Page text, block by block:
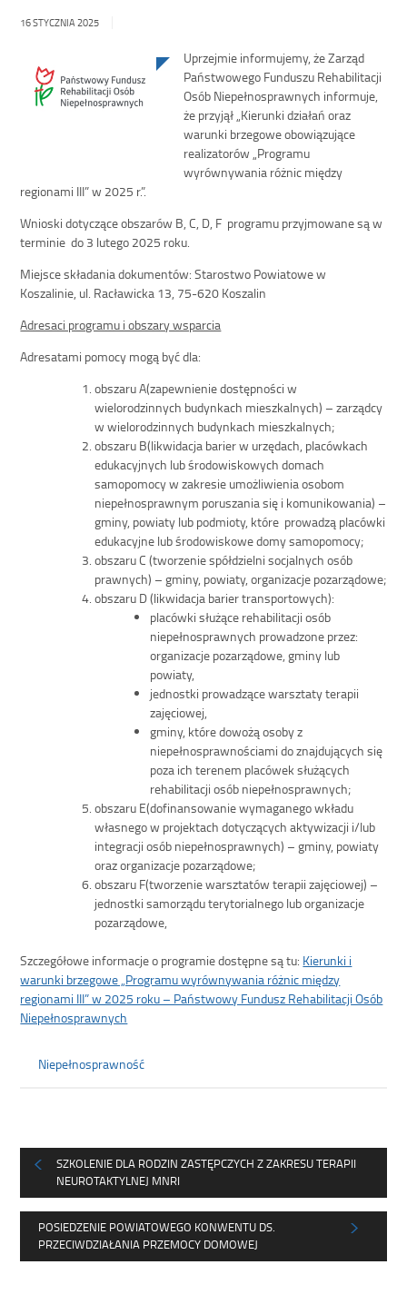
16 STYCZNIA 2025
Uprzejmie informujemy, że Zarząd
Państwowego Funduszu Rehabilitacji
Osób Niepełnosprawnych informuje,
że przyjął „Kierunki działań oraz
warunki brzegowe obowiązujące
realizatorów „Programu
wyrównywania różnic między
regionami III” w 2025 r.”.
Wnioski dotyczące obszarów B, C, D, F programu przyjmowane są w
terminie do 3 lutego 2025 roku.
Miejsce składania dokumentów: Starostwo Powiatowe w
Koszalinie, ul. Racławicka 13, 75-620 Koszalin
Adresaci programu i obszary wsparcia
Adresatami pomocy mogą być dla:
obszaru A(zapewnienie dostępności w
wielorodzinnych budynkach mieszkalnych) – zarządcy
w wielorodzinnych budynkach mieszkalnych;
obszaru B(likwidacja barier w urzędach, placówkach
edukacyjnych lub środowiskowych domach
samopomocy w zakresie umożliwienia osobom
niepełnosprawnym poruszania się i komunikowania) –
gminy, powiaty lub podmioty, które prowadzą placówki
edukacyjne lub środowiskowe domy samopomocy;
obszaru C (tworzenie spółdzielni socjalnych osób
prawnych) – gminy, powiaty, organizacje pozarządowe;
obszaru D (likwidacja barier transportowych):
placówki służące rehabilitacji osób
niepełnosprawnych prowadzone przez:
organizacje pozarządowe, gminy lub
powiaty,
jednostki prowadzące warsztaty terapii
zajęciowej,
gminy, które dowożą osoby z
niepełnosprawnościami do znajdujących się
poza ich terenem placówek służących
rehabilitacji osób niepełnosprawnych;
obszaru E(dofinansowanie wymaganego wkładu
własnego w projektach dotyczących aktywizacji i/lub
integracji osób niepełnosprawnych) – gminy, powiaty
oraz organizacje pozarządowe;
obszaru F(tworzenie warsztatów terapii zajęciowej) –
jednostki samorządu terytorialnego lub organizacje
pozarządowe,
Szczegółowe informacje o programie dostępne są tu: Kierunki i
warunki brzegowe „Programu wyrównywania różnic między
regionami III” w 2025 roku – Państwowy Fundusz Rehabilitacji Osób
Niepełnosprawnych
Niepełnosprawność
SZKOLENIE DLA RODZIN ZASTĘPCZYCH Z ZAKRESU TERAPII
NEUROTAKTYLNEJ MNRI
POSIEDZENIE POWIATOWEGO KONWENTU DS.
PRZECIWDZIAŁANIA PRZEMOCY DOMOWEJ